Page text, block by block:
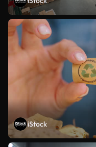
iStock